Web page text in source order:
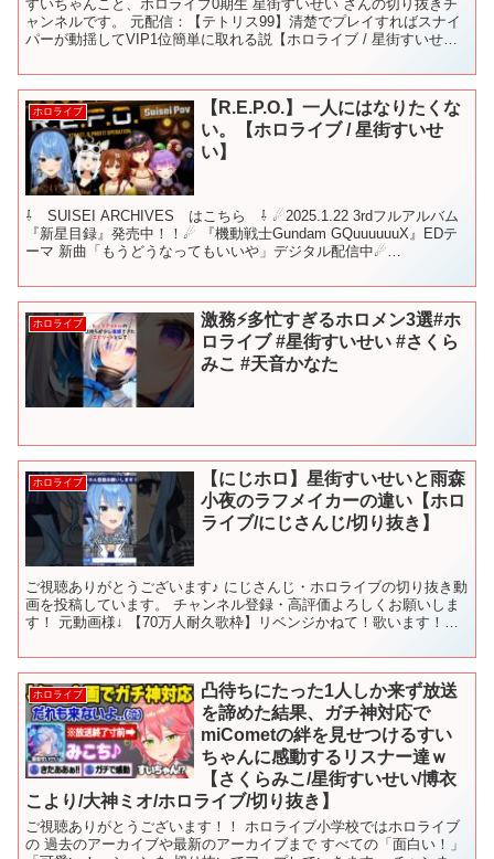
すいちゃんこと、ホロライブ0期生 星街すいせい さんの切り抜きチ
ャンネルです。 元配信：【テトリス99】清楚でプレイすればスナイ
パーが動揺してVIP1位簡単に取れる説【ホロライブ / 星街すいせ
ホロライブ
【R.E.P.O.】一人にはなりたくな
い。【ホロライブ / 星街すいせ
い】
⇩ SUISEI ARCHIVES はこちら ⇩ ☄2025.1.22 3rdフルアルバム
『新星目録』発売中！！☄ 『機動戦士Gundam GQuuuuuuX』EDテ
ーマ 新曲「もうどうなってもいいや」デジタル配信中☄
ホロライブ
激務⚡️多忙すぎるホロメン3選#ホ
ロライブ #星街すいせい #さくら
みこ #天音かなた
ホロライブ
【にじホロ】星街すいせいと雨森
小夜のラフメイカーの違い【ホロ
ライブ/にじさんじ/切り抜き】
ご視聴ありがとうございます♪ にじさんじ・ホロライブの切り抜き動
画を投稿しています。 チャンネル登録・高評価よろしくお願いしま
す！ 元動画様↓ 【70万人耐久歌枠】リベンジかねて！歌います！
ホロライブ
凸待ちにたった1人しか来ず放送
を諦めた結果、ガチ神対応で
miCometの絆を見せつけるすい
ちゃんに感動するリスナー達ｗ
【さくらみこ/星街すいせい/博衣
こより/大神ミオ/ホロライブ/切り抜き】
ご視聴ありがとうございます！！ ホロライブ小学校ではホロライブ
の 過去のアーカイブや最新のアーカイブまで すべての「面白い！」